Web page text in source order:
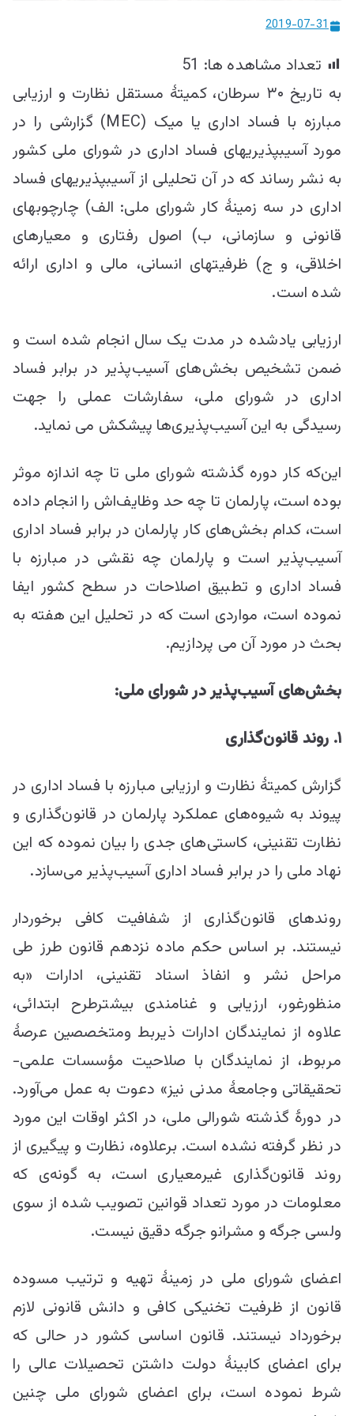
مرکز
2019-07-31
تعداد مشاهده ها: 51
به‌ تاریخ ۳۰ سرطان، کمیتۀ مستقل نظارت و ارزیابی
مبارزه با فساد اداری یا میک (MEC) گزارشی را در
مورد آسیب­پذیری­های فساد اداری در شورای ملی کشور
به نشر رساند که در آن تحلیلی از آسیب­پذیری­های فساد
اداری در سه زمینۀ کار شورای ملی: الف) چارچوب­های
قانونی و سازمانی، ب) اصول رفتاری و معیارهای
اخلاقی، و ج) ظرفیت­های انسانی، مالی و اداری ارائه
شده است.
ارزیابی یادشده در مدت یک سال انجام شده است و
ضمن تشخیص بخش‌های آسیب‌پذیر در برابر فساد
اداری در شورای ملی، سفارشات عملی را جهت
رسیدگی به این آسیب‌پذیری‌ها پیشکش می نماید.
این‌که کار دوره گذشته شورای ملی تا چه اندازه موثر
بوده است، پارلمان تا چه حد وظایف‌اش را انجام داده
است، کدام بخش‌های کار پارلمان در برابر فساد اداری
آسیب‌پذیر است و پارلمان چه نقشی در مبارزه با
فساد اداری و تطبیق اصلاحات در سطح کشور ایفا
نموده است، مواردی است که در تحلیل این هفته به
بحث در مورد آن می پردازیم.
بخش‌های آسیب‌پذیر در شورای ملی:
۱. روند قانون‌گذاری
گزارش کمیتۀ نظارت و ارزیابی مبارزه با فساد اداری در
پیوند به شیوه‌های عملکرد پارلمان در قانون‌گذاری و
نظارت تقنینی، کاستی‌های جدی را بیان نموده که این
نهاد ملی را در برابر فساد اداری آسیب‌پذیر می‌سازد.
روند‌های قانون‌گذاری از شفافیت کافی برخوردار
نیستند. بر اساس حکم ماده نزدهم قانون طرز طی
مراحل نشر و انفاذ اسناد تقنینی، ادارات «به
منظورغور، ارزیابی و غنامندی بیشترطرح ابتدائی،
علاوه از نمایندگان ادارات ذیربط ومتخصصین عرصۀ
مربوط، از نمایندگان با صلاحیت مؤسسات علمی-
تحقیقاتی وجامعۀ مدنی نیز» دعوت به عمل می‌آورد.
در دورۀ گذشته شورالی ملی، در اکثر اوقات این مورد
در نظر گرفته نشده است. برعلاوه، نظارت و پیگیری از
روند قانون‌گذاری غیرمعیاری است، به گونه‌ی که
معلومات در مورد تعداد قوانین تصویب شده از سوی
ولسی جرگه و مشرانو جرگه دقیق نیست.
اعضای شورای ملی در زمینۀ تهیه و ترتیب مسوده
قانون از ظرفیت تخنیکی کافی و دانش قانونی لازم
برخورداد نیستند. قانون اساسی کشور در حالی که
برای اعضای کابینۀ دولت داشتن تحصیلات عالی را
شرط نموده است، برای اعضای شورای ملی چنین